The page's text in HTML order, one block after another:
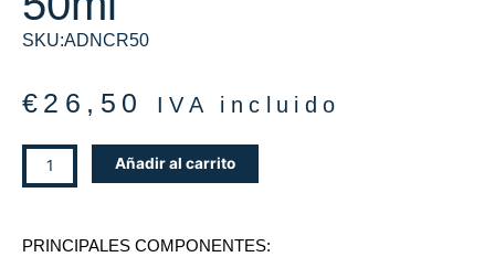
SKU:ADNCR50
€ 26,50 IVA incluido
ISOCREAM
ADN,
Añadir al carrito
PRINCIPALES COMPONENTES: